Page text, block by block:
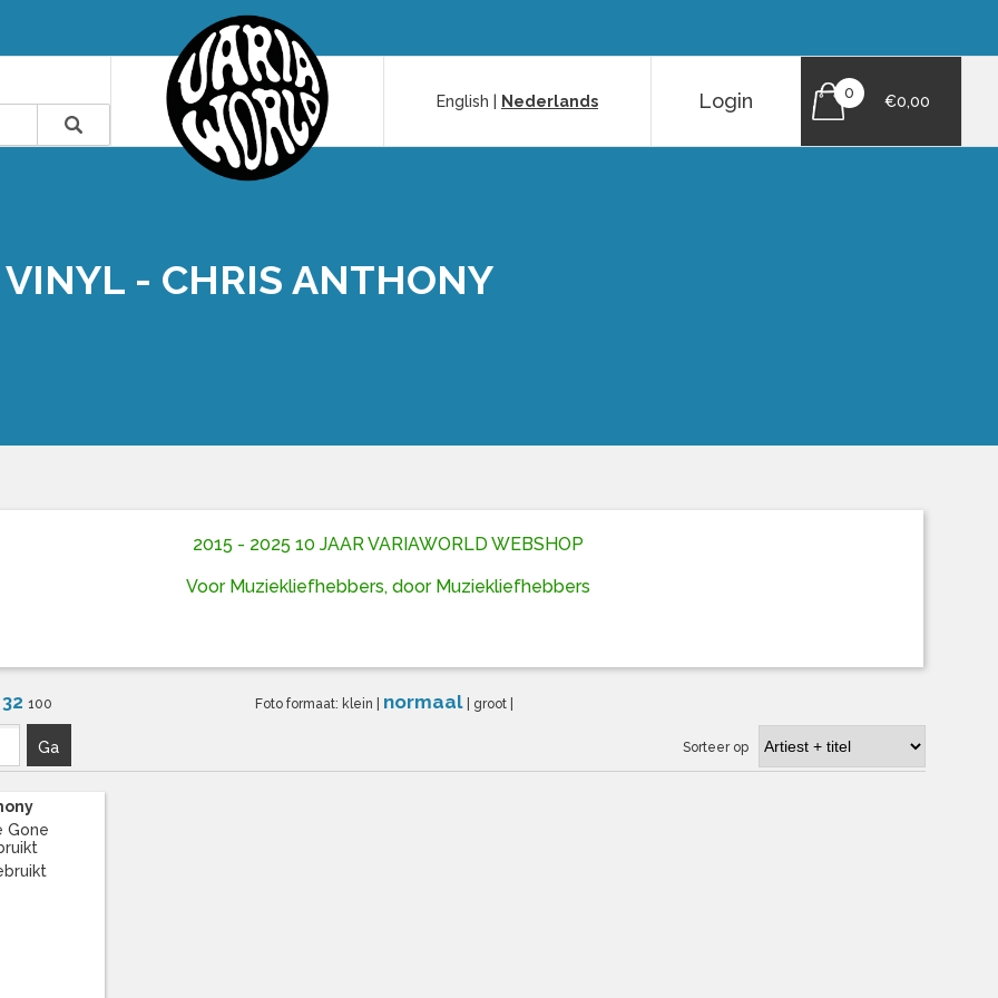
English
Nederlands Login 0 €0,00
VINYL - CHRIS ANTHONY
2015 - 2025 10 JAAR VARIAWORLD WEBSHOP
Voor Muziekliefhebbers, door Muziekliefhebbers
32 100 Foto formaat: klein normaal groot
Ga Sorteer op
Gone